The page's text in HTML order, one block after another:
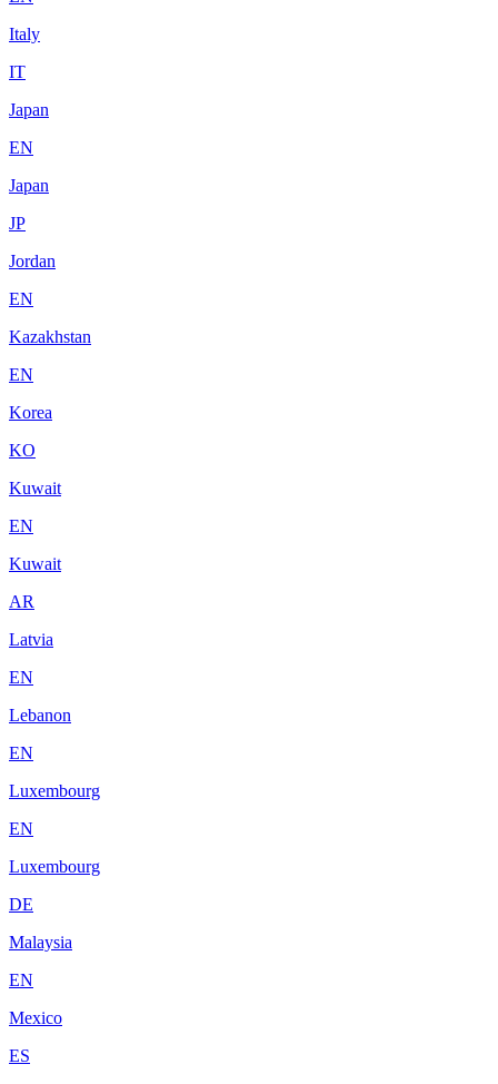
Italy
IT
Japan
EN
Japan
JP
Jordan
EN
Kazakhstan
EN
Korea
KO
Kuwait
EN
Kuwait
AR
Latvia
EN
Lebanon
EN
Luxembourg
EN
Luxembourg
DE
Malaysia
EN
Mexico
ES